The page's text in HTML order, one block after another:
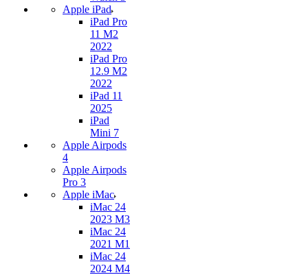
Apple iPad
iPad Pro
11 M2
2022
iPad Pro
12.9 M2
2022
iPad 11
2025
iPad
Mini 7
Apple Airpods
4
Apple Airpods
Pro 3
Apple iMac
iMac 24
2023 M3
iMac 24
2021 M1
iMac 24
2024 M4